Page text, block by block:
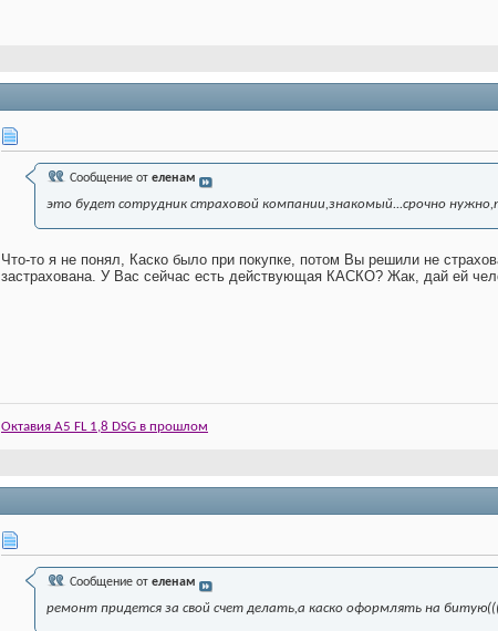
Сообщение от еленам
это будет сотрудник страховой компании,знакомый...срочно
Что-то я не понял, Каско было при покупке, потом Вы решили не
застрахована. У Вас сейчас есть действующая КАСКО? Жак, дай ей
Октавия А5 FL 1,8 DSG в прошлом
Сообщение от еленам
ремонт придется за свой счет делать,а каско оформлять на